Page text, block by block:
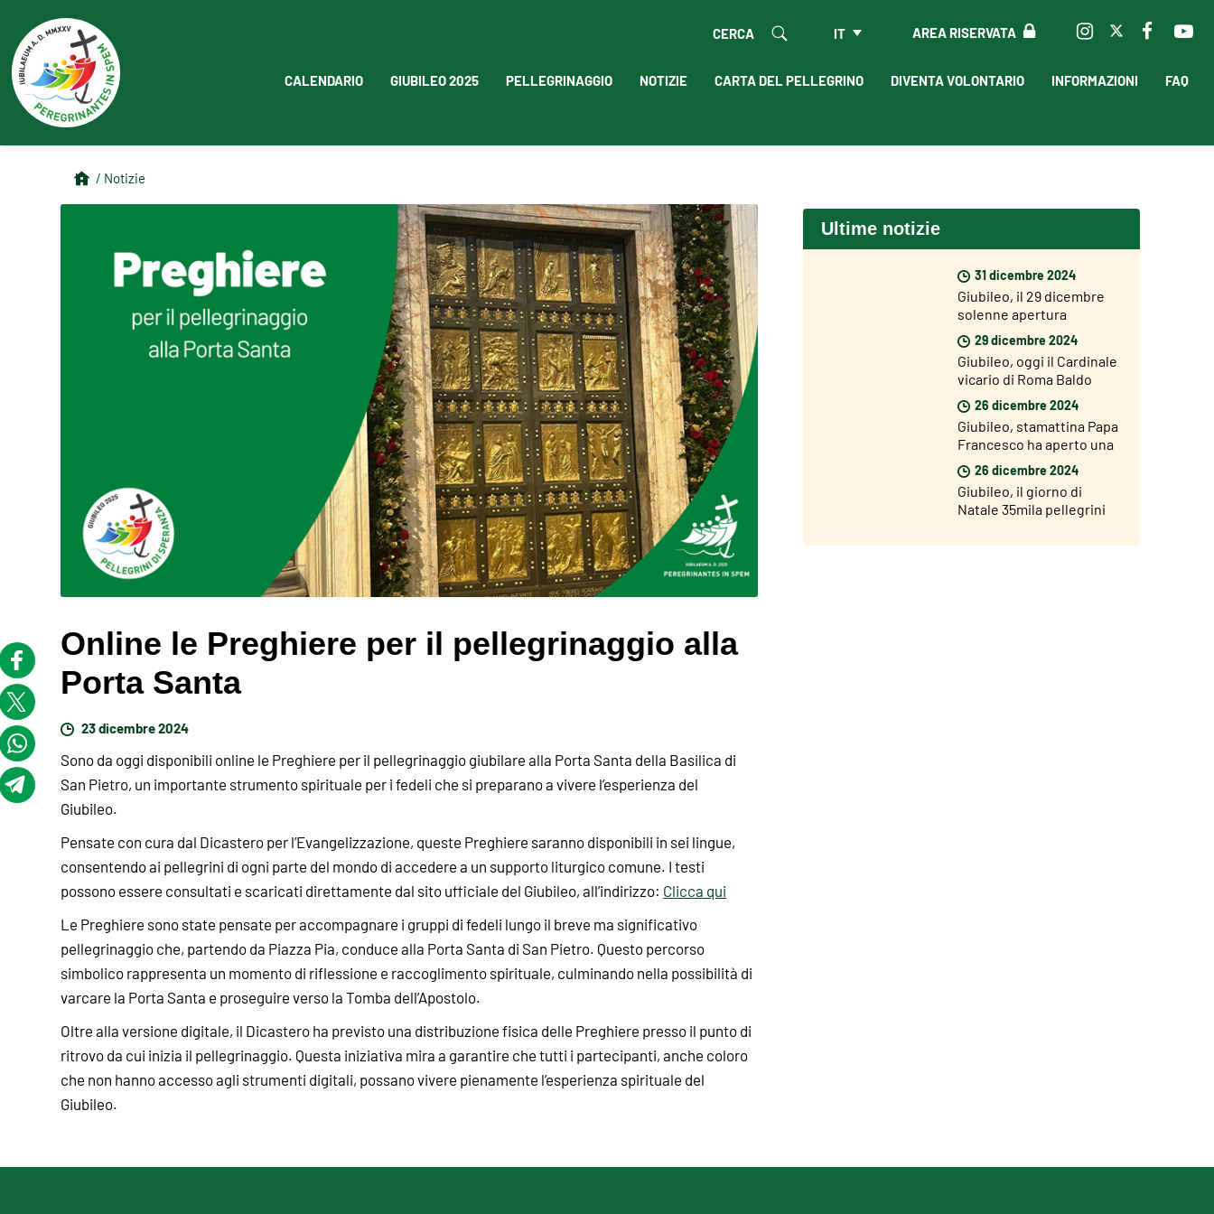
AREA RISERVATA
IT
CERCA
CALENDARIO GIUBILEO 2025 PELLEGRINAGGIO NOTIZIE CARTA DEL PELLEGRINO DIVENTA VOLONTARIO INFORMAZIONI FAQ
/ Notizie
Online le Preghiere per il pellegrinaggio alla
Porta Santa
23 dicembre 2024
Sono da oggi disponibili online le Preghiere per il pellegrinaggio giubilare alla Porta Santa della Basilica di
San Pietro, un importante strumento spirituale per i fedeli che si preparano a vivere l’esperienza del
Giubileo.
Pensate con cura dal Dicastero per l’Evangelizzazione, queste Preghiere saranno disponibili in sei lingue,
consentendo ai pellegrini di ogni parte del mondo di accedere a un supporto liturgico comune. I testi
possono essere consultati e scaricati direttamente dal sito ufficiale del Giubileo, all’indirizzo: Clicca qui
Le Preghiere sono state pensate per accompagnare i gruppi di fedeli lungo il breve ma significativo
pellegrinaggio che, partendo da Piazza Pia, conduce alla Porta Santa di San Pietro. Questo percorso
simbolico rappresenta un momento di riflessione e raccoglimento spirituale, culminando nella possibilità di
varcare la Porta Santa e proseguire verso la Tomba dell’Apostolo.
Oltre alla versione digitale, il Dicastero ha previsto una distribuzione fisica delle Preghiere presso il punto di
ritrovo da cui inizia il pellegrinaggio. Questa iniziativa mira a garantire che tutti i partecipanti, anche coloro
che non hanno accesso agli strumenti digitali, possano vivere pienamente l’esperienza spirituale del
Giubileo.
Ultime notizie
31 dicembre 2024
Giubileo, il 29 dicembre
solenne apertura
dell’Anno Giubilare nelle
diocesi del mondo
29 dicembre 2024
Giubileo, oggi il Cardinale
vicario di Roma Baldo
Reina ha aperto la Porta
Santa di San Giovanni
26 dicembre 2024
Giubileo, stamattina Papa
Francesco ha aperto una
Porta Santa nel carcere di
Rebibbia
26 dicembre 2024
Giubileo, il giorno di
Natale 35mila pellegrini
Porta Santa di San Pietro